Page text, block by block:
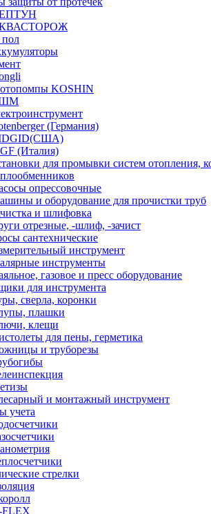
KOSHIN
(Германия)
(Италия)
для промывки систем отопления,
опрессовочные
и оборудование для прочистки труб
и шлифовка
отрезные, -шлиф, -зачист
сантехнические
инструмент
инструменты
газовое и пресс оборудование
для инструмента
сверла, коронки
плашки
клещи
для пены, герметика
и труборезы
и монтажный инструмент
учета
стрелки